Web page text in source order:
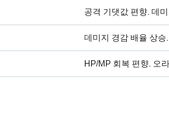
공격 기댓값 편향. 데
데미지 경감 배율 상
HP/MP 회복 편향. 오